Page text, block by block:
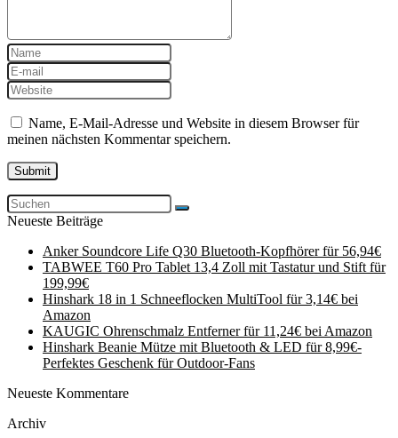
Name, E-Mail-Adresse und Website in diesem Browser für
meinen nächsten Kommentar speichern.
Neueste Beiträge
Anker Soundcore Life Q30 Bluetooth-Kopfhörer für 56,94€
TABWEE T60 Pro Tablet 13,4 Zoll mit Tastatur und Stift für
199,99€
Hinshark 18 in 1 Schneeflocken MultiTool für 3,14€ bei
Amazon
KAUGIC Ohrenschmalz Entferner für 11,24€ bei Amazon
Hinshark Beanie Mütze mit Bluetooth & LED für 8,99€-
Perfektes Geschenk für Outdoor-Fans
Neueste Kommentare
Archiv